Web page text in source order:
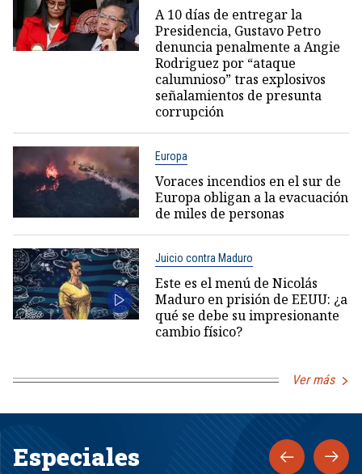
A 10 días de entregar la
Presidencia, Gustavo Petro
denuncia penalmente a Angie
Rodriguez por “ataque
calumnioso” tras explosivos
señalamientos de presunta
corrupción
Europa
Voraces incendios en el sur de
Europa obligan a la evacuación
de miles de personas
Juicio contra Maduro
Este es el menú de Nicolás
Maduro en prisión de EEUU: ¿a
qué se debe su impresionante
cambio físico?
Ver más
Especiales